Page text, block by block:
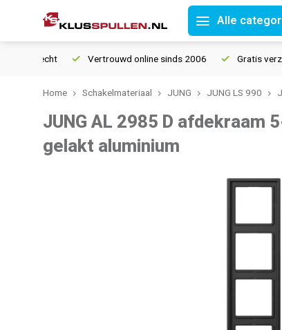
Alle
Vertrouwd online sinds 2006 Gratis
Home Schakelmateriaal JUNG JUNG LS 990
JUNG AL 2985 D afdekraam
gelakt aluminium